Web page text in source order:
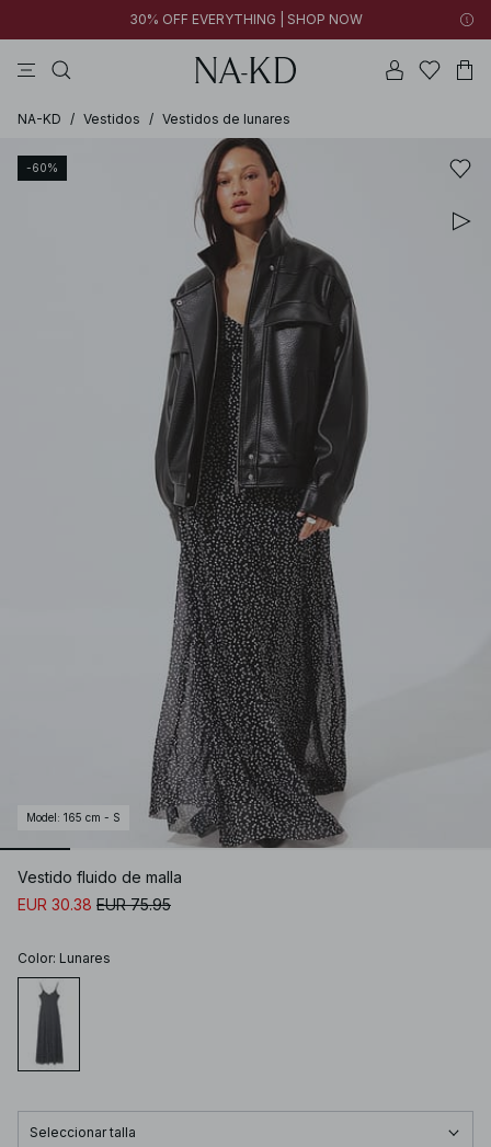
30% OFF EVERYTHING | SHOP NOW
NA-KD / Vestidos / Vestidos de lunares
-60%
Model : 165 cm - S
Vestido fluido de malla
EUR 30.38 EUR 75.95
Color: Lunares
Seleccionar talla